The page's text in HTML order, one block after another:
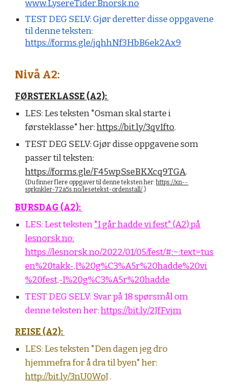
www.LysereTider.Bnorsk.no
TEST DEG SELV: Gjør deretter disse oppgavene
til denne teksten:
https://forms.gle/jqhhNf3HbB6ek2Ax9
Nivå A2:
FØRSTEKLASSE (A2):
LES: Les teksten "Osman skal starte i
førsteklasse" her:https://bit.ly/3qvIfto.
TEST DEG SELV:Gjør disse oppgavene som
passer til teksten:
https://forms.gle/F45wpSseBKXcq9TGA.
(Du finner flere oppgaver til denne teksten her:https://xn--
sprknkler-72a5s.no/lesetekst-ordenstall/.)
BURSDAG (A2):
LES: Lest teksten"I går hadde vi fest" (A2) på
lesnorsk.no:
https://lesnorsk.no/2022/01/05/fest/#:~:text=tus
en%20takk-,I%20g%C3%A5r%20hadde%20vi
%20fest,-I%20g%C3%A5r%20hadde
TEST DEG SELV: Svar på 18 spørsmål om
denne teksten her:https://bit.ly/2JfFvjm
REISE (A2):
LES: Les teksten "Den dagen jeg dro
hjemmefra for å dra til byen" her:
http://bit.ly/3nU0WoJ.